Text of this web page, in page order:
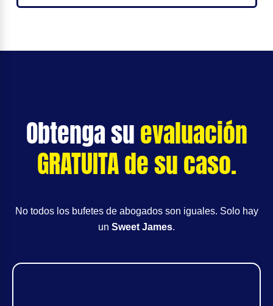
Obtenga suevaluación
GRATUITA de su caso.
No todos los bufetes de abogados son iguales. Solo hay
un Sweet James.